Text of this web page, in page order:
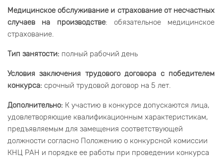
Медицинское обслуживание и страхование от несчастных
случаев на производстве: обязательное медицинское
страхование.
Тип занятости: полный рабочий день
Условия заключения трудового договора с победителем
конкурса: срочный трудовой договор на 5 лет.
Дополнительно: К участию в конкурсе допускаются лица,
удовлетворяющие квалификационным характеристикам,
предъявляемым для замещения соответствующей
должности согласно Положению о конкурсной комиссии
КНЦ РАН и порядке ее работы при проведении конкурса